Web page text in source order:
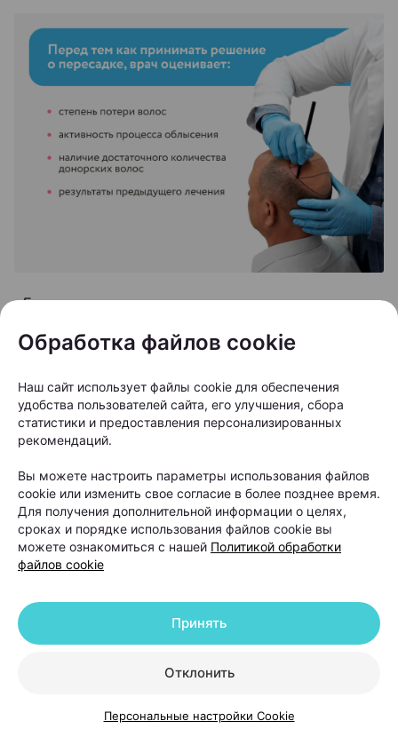
«Если пациент в течение шести-двенадцати
методы лечения, но значимого улучшения не
волос как следующий этап», —объясняет Ольга
Кудаленкина.
При этом важно понимать: пересадка
не устраняет причину
андрогенетической алопеции. Она
помогает восстановить густоту волос
облысения может продолжаться.
Именно поэтому после операции работа с
после пересадки необходимо строго соблюдать
Обработка файлов cookie
Наш сайт использует файлы cookie для обеспечения
удобства пользователей сайта, его улучшения, сбора
статистики и предоставления персонализированных
рекомендаций.
Вы можете настроить параметры использования файлов
cookie или изменить свое согласие в более позднее время.
Для получения дополнительной информации о целях,
сроках и порядке использования файлов cookie вы
можете ознакомиться с нашей Политикой обработки
файлов cookie
Отклонить
Принять
Персональные настройки Cookie